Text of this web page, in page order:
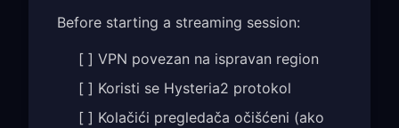
Before starting a streaming session:
[ ] VPN povezan na ispravan region
[ ] Koristi se Hysteria2 protokol
[ ] Kolačići pregledača očišćeni (ako